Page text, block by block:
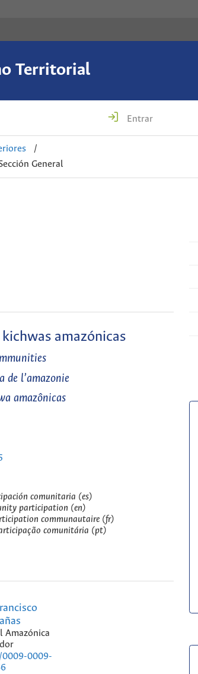
Territorial
Entrar
/
General
amazónicas
l’amazonie
amazônicas
comunitaria (es)
participation (en)
communautaire (fr)
comunitária (pt)
Amazónica
0009-